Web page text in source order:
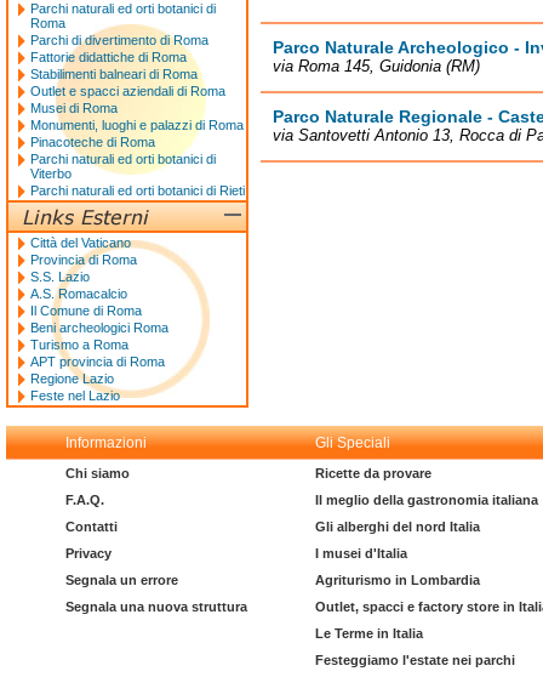
Parco Naturale Archeologico -
via Roma 145, Guidonia (RM)
Parco Naturale Regionale -
via Santovetti Antonio 13, Rocca di
Parchi naturali ed orti botanici di
Roma
Parchi di divertimento di Roma
Fattorie didattiche di Roma
Stabilimenti balneari di Roma
Outlet e spacci aziendali di Roma
Musei di Roma
Monumenti, luoghi e palazzi di Roma
Pinacoteche di Roma
Parchi naturali ed orti botanici di
Viterbo
Parchi naturali ed orti botanici di Rieti
Città del Vaticano
Provincia di Roma
S.S. Lazio
A.S. Romacalcio
Il Comune di Roma
Beni archeologici Roma
Turismo a Roma
APT provincia di Roma
Regione Lazio
Feste nel Lazio
Informazioni Gli Speciali
Chi siamo
F.A.Q.
Contatti
Privacy
Segnala un errore
Segnala una nuova struttura
Ricette da provare
Il meglio della gastronomia italiana
Gli alberghi del nord Italia
I musei d'Italia
Agriturismo in Lombardia
Outlet, spacci e factory store in
Le Terme in Italia
Festeggiamo l'estate nei parchi